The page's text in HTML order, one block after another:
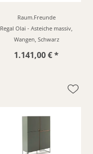
Raum.Freunde
Regal Olai - Asteiche massiv,
Wangen, Schwarz
1.141,00 € *